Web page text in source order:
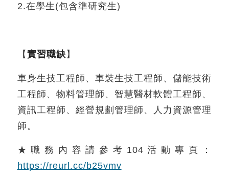
2.在學生(包含準研究生)
【實習職缺】
車身生技工程師、車裝生技工程師、儲能技術
工程師、物料管理師、智慧醫材軟體工程師、
資訊工程師、經營規劃管理師、人力資源管理
師。
★職務內容請參考104活動專頁：
https://reurl.cc/b25vmv